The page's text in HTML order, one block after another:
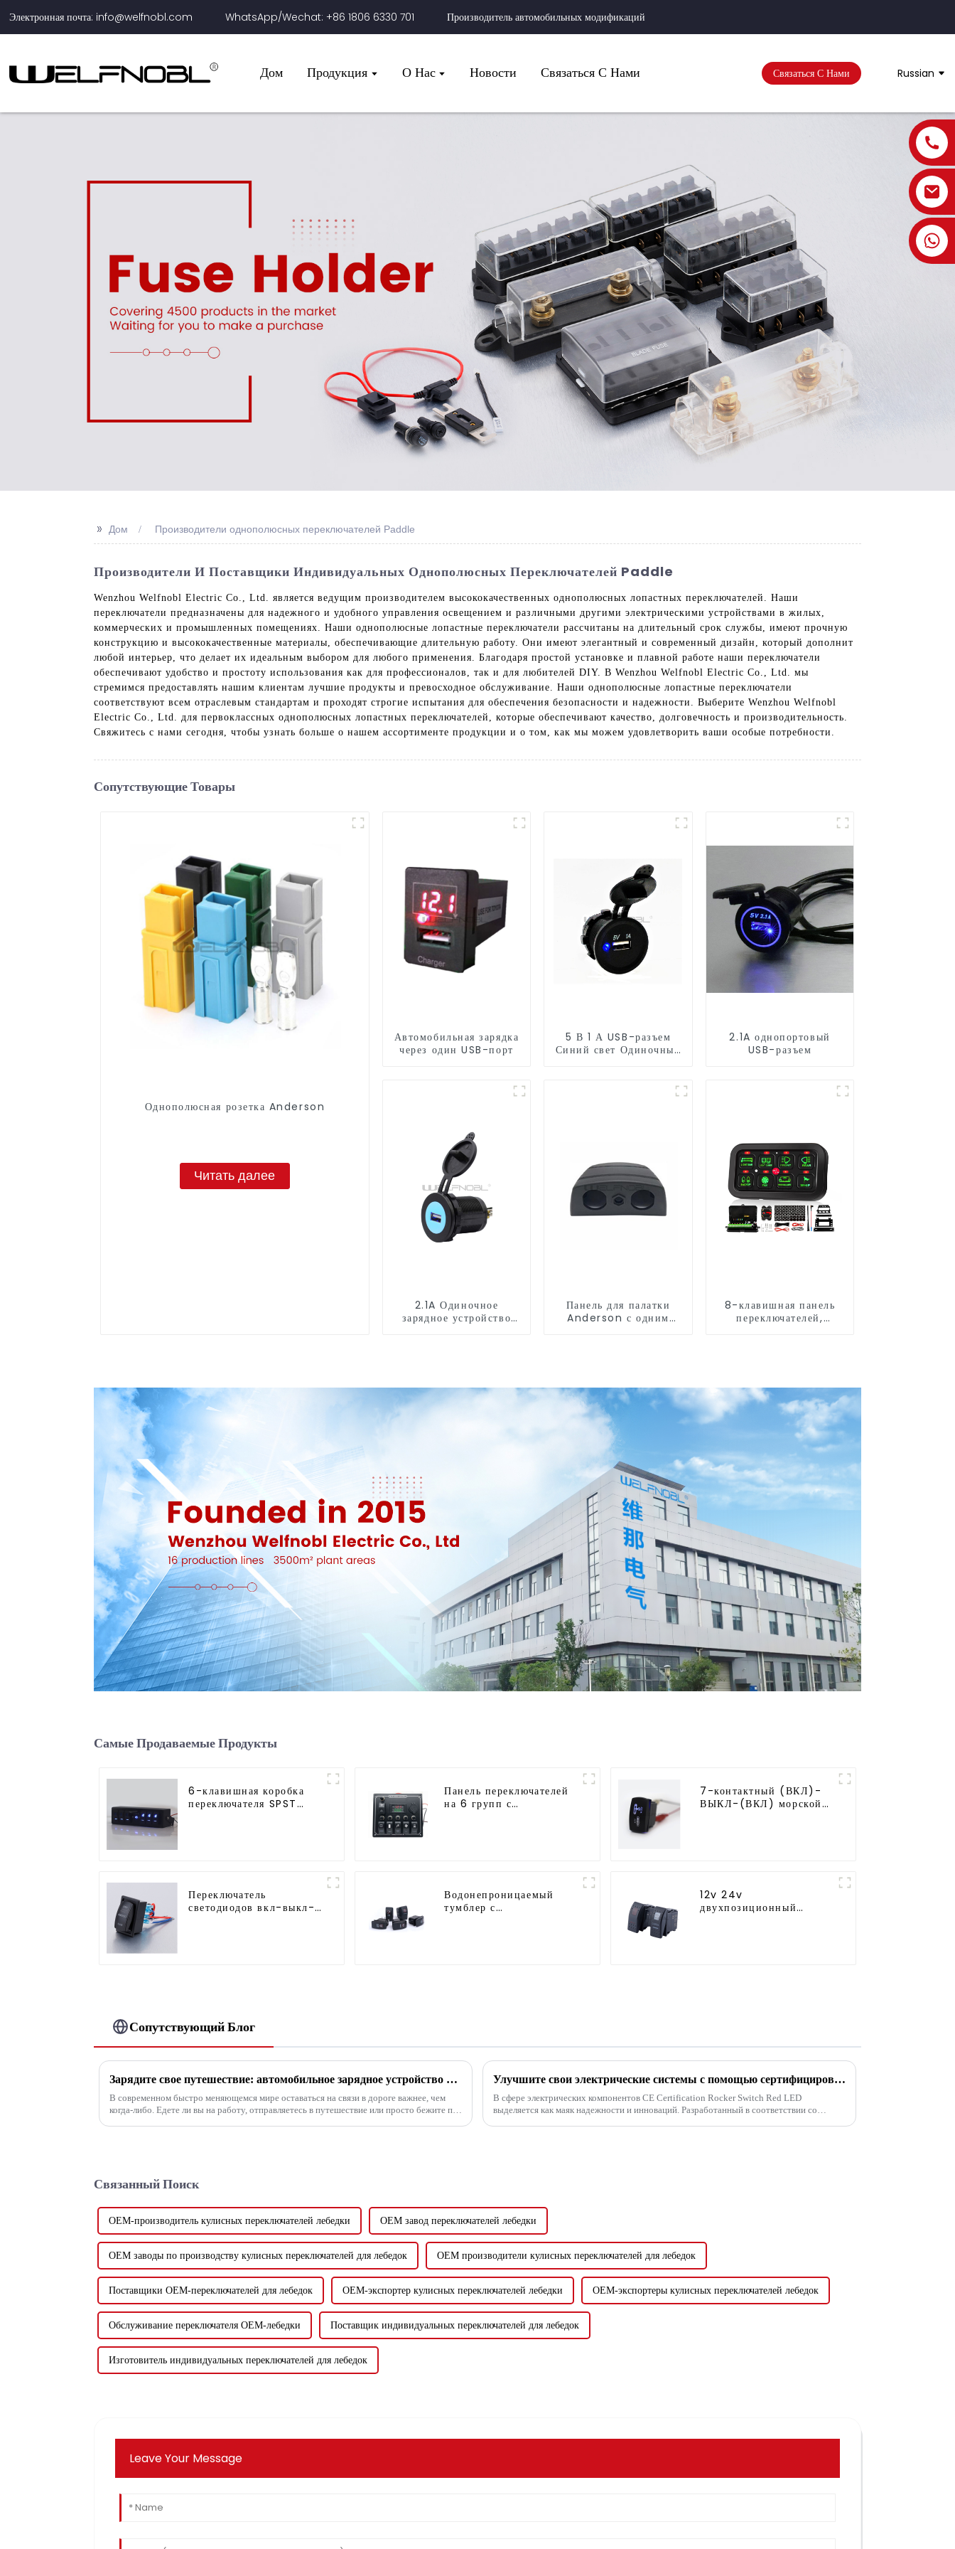
Электронная почта: info@welfnobl.com WhatsApp/Wechat: +86 1806 6330 701 Производитель автомобильных модификаций
Дом Продукция О Нас Новости Связаться С Нами Связаться С Нами Russian
+86 1806 6330 701
>> Дом Производители однополюсных переключателей Paddle
Производители И Поставщики Индивидуальных Однополюсных Переключателей Paddle
Wenzhou Welfnobl Electric Co., Ltd. является ведущим производителем высококачественных однополюсных лопастных переключателей. Наши
переключатели предназначены для надежного и удобного управления освещением и различными другими электрическими устройствами в жилых,
коммерческих и промышленных помещениях. Наши однополюсные лопастные переключатели рассчитаны на длительный срок службы, имеют прочную
конструкцию и высококачественные материалы, обеспечивающие длительную работу. Они имеют элегантный и современный дизайн, который дополнит
любой интерьер, что делает их идеальным выбором для любого применения. Благодаря простой установке и плавной работе наши переключатели
обеспечивают удобство и простоту использования как для профессионалов, так и для любителей DIY. В Wenzhou Welfnobl Electric Co., Ltd. мы
стремимся предоставлять нашим клиентам лучшие продукты и превосходное обслуживание. Наши однополюсные лопастные переключатели
соответствуют всем отраслевым стандартам и проходят строгие испытания для обеспечения безопасности и надежности. Выберите Wenzhou Welfnobl
Electric Co., Ltd. для первоклассных однополюсных лопастных переключателей, которые обеспечивают качество, долговечность и производительность.
Свяжитесь с нами сегодня, чтобы узнать больше о нашем ассортименте продукции и о том, как мы можем удовлетворить ваши особые потребности.
Сопутствующие Товары
Однополюсная розетка Anderson
Читать далее
Автомобильная зарядка
через один USB-порт
5 В 1 А USB-разъем
Синий свет Одиночный
2.1A однопортовый
USB-разъем
2.1A Одиночное
зарядное устройство
Панель для палатки
Anderson с одним
8-клавишная панель
переключателей,
Самые Продаваемые Продукты
6-клавишная коробка
переключателя SPST
Панель переключателей
на 6 групп с
7-контактный (ВКЛ)-
ВЫКЛ-(ВКЛ) морской
Переключатель
светодиодов вкл-выкл-
Водонепроницаемый
тумблер с
12v 24v
двухпозиционный
Сопутствующий Блог
Зарядите свое путешествие: автомобильное зарядное устройство с двумя USB-портами, сертифицированное CE
В современном быстро меняющемся мире оставаться на связи в дороге важнее, чем
когда-либо. Едете ли вы на работу, отправляетесь в путешествие или просто бежите по
Улучшите свои электрические системы с помощью сертифицированного CE клавишного переключателя с красным светодиодом
В сфере электрических компонентов CE Certification Rocker Switch Red LED
выделяется как маяк надежности и инноваций. Разработанный в соответствии со
Связанный Поиск
OEM-производитель кулисных переключателей лебедки OEM завод переключателей лебедки
OEM заводы по производству кулисных переключателей для лебедок OEM производители кулисных переключателей для лебедок
Поставщики OEM-переключателей для лебедок OEM-экспортер кулисных переключателей лебедки OEM-экспортеры кулисных переключателей лебедок
Обслуживание переключателя OEM-лебедки Поставщик индивидуальных переключателей для лебедок
Изготовитель индивидуальных переключателей для лебедок
Leave Your Message